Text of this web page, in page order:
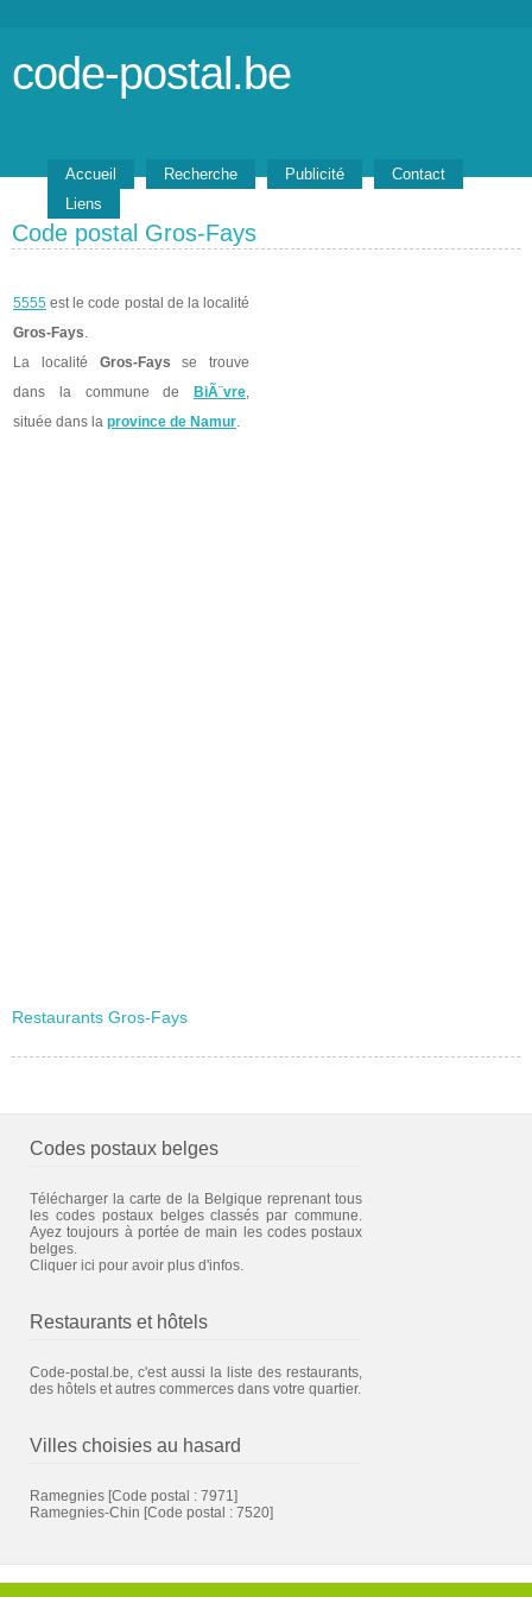
code-postal.be
Accueil Recherche Publicité
Contact
Liens
Code postal Gros-Fays
5555 est le code postal de la localité
Gros-Fays.
La localité Gros-Fays se trouve
dans la commune de
BiÃ¨vre,
située dans la province de Namur.
Restaurants Gros-Fays
Codes postaux belges
Télécharger la carte de la Belgique reprenant tous
les codes postaux belges classés par commune.
Ayez toujours à portée de main les codes postaux
belges.
Cliquer ici pour avoir plus d'infos.
Restaurants et hôtels
Code-postal.be, c'est aussi la liste des restaurants,
des hôtels et autres commerces dans votre quartier.
Villes choisies au hasard
Ramegnies [Code postal : 7971]
Ramegnies-Chin [Code postal : 7520]